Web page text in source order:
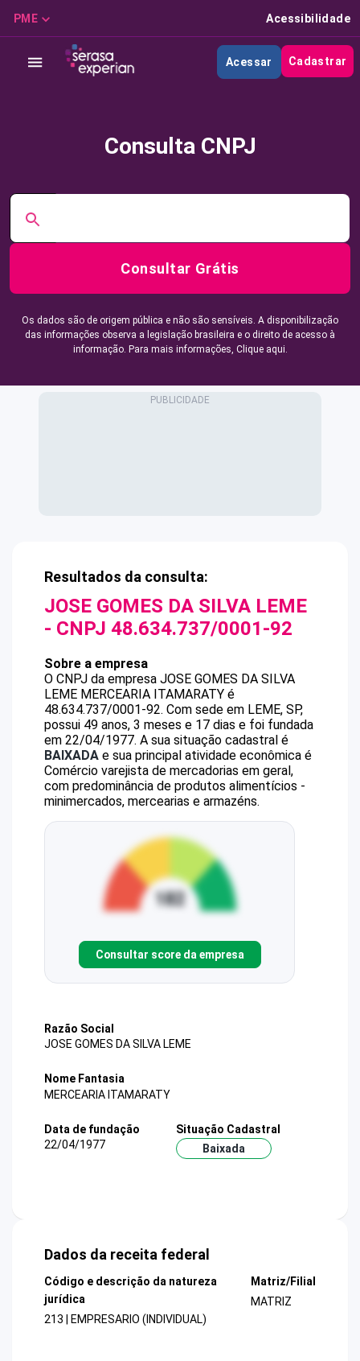
PME Acessibilidade
Acessar Cadastrar
Consulta CNPJ
Consultar Grátis
Os dados são de origem pública e não são sensíveis. A disponibilização
das informações observa a legislação brasileira e o direito de acesso à
informação. Para mais informações, Clique aqui.
Resultados da consulta:
JOSE GOMES DA SILVA LEME
- CNPJ 48.634.737/0001-92
Sobre a empresa
O CNPJ da empresa JOSE GOMES DA SILVA
LEME MERCEARIA ITAMARATY é
48.634.737/0001-92. Com sede em LEME, SP,
possui 49 anos, 3 meses e 17 dias e foi fundada
em 22/04/1977. A sua situação cadastral é
BAIXADA e sua principal atividade econômica é
Comércio varejista de mercadorias em geral,
com predominância de produtos alimentícios -
minimercados, mercearias e armazéns.
Consultar score da empresa
Razão Social
JOSE GOMES DA SILVA LEME
Nome Fantasia
MERCEARIA ITAMARATY
Data de fundação
22/04/1977
Situação Cadastral
Baixada
Dados da receita federal
Código e descrição da natureza
jurídica
213 | EMPRESARIO (INDIVIDUAL)
Matriz/Filial
MATRIZ